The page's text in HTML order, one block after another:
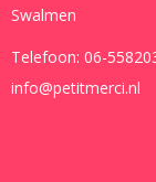
Swalmen
Telefoon: 06-
info@petitmerci.nl